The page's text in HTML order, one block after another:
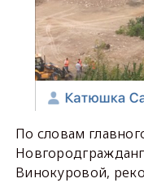
По словам
Винокуровой,